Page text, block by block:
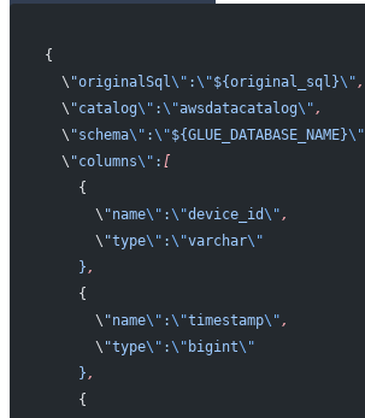
{
  \
"originalSql\" :\"${original_sql}\" ,
  \
"catalog\" :\"awsdatacatalog\" ,
  \
"schema\" :\"${GLUE_DATABASE_NAME}\"
  \
"columns\" : [
    {
      \
"name\" :\"device_id\" ,
      \
"type\" :\"varchar\"
    }
,
    {
      \
"name\" :\"timestamp\" ,
      \
"type\" :\" bigint\"
    }
,
    {